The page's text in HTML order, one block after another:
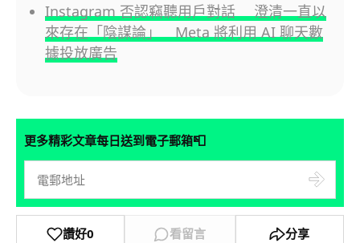
Instagram 否認竊聽用戶對話 澄清一直以
來存在「陰謀論」 Meta 將利用 AI 聊天數
據投放廣告
更多精彩文章每日送到電子郵箱📮
讚好0 看留言 分享